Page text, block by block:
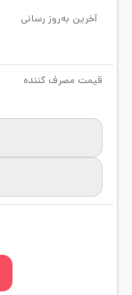
آخرین به‌روز رسانی
قیمت مصرف کننده